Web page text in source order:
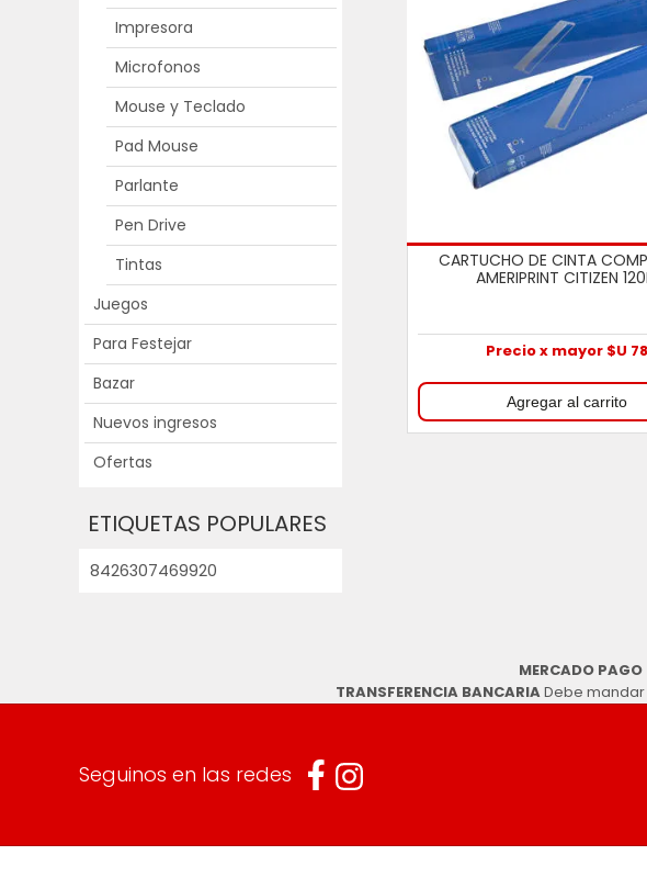
CARTUCHO DE CINTA
AMERIPRINT CITIZEN
Precio x mayor $U 78
Impresora
Microfonos
Mouse y Teclado
Pad Mouse
Parlante
Pen Drive
Tintas
Juegos
Para Festejar
Bazar
Nuevos ingresos
Ofertas
ETIQUETAS POPULARES
8426307469920
MERCADO PAGO
TRANSFERENCIA BANCARIADebe mandar
Seguinos en las redes